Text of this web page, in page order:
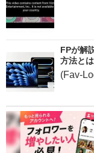
FPが解
方法と
(Fav-